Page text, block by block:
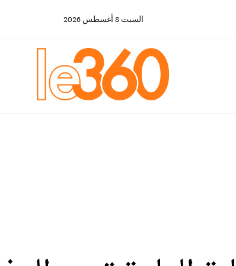
السبت 8 أغسطس 2026